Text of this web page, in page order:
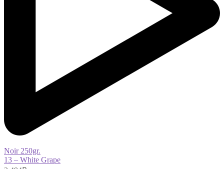
Noir 250gr.
13 – White Grape